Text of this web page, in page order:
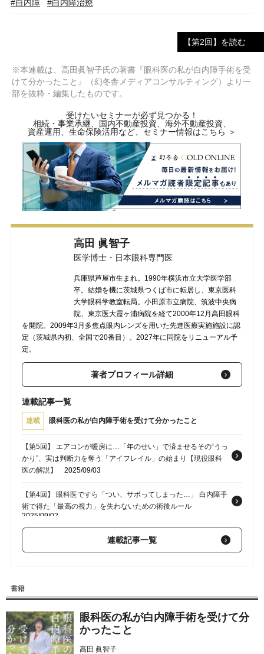
#白内障 #白内障治療
【第2回】を読む
※本連載は、高田眞智子氏の著書『眼科医の私が白内障手術を受
けて分かったこと』（幻冬舎メディアコンサルティング）より一
部を抜粋・編集したものです。
受けたいセミナーが必ず見つかる！
相続・事業承継、国内不動産投資、海外不動産投資、
資産運用、生命保険活用など、セミナー情報はこちら ＞
高田 眞智子
医学博士・日本眼科専門医
兵庫県芦屋市生まれ。1990年横浜市立大学医学部
卒。結婚を機に茨城県つくば市に転居し、東京医科
大学眼科学教室転局。小田原市立病院、筑波中央病
院、東京医大霞ヶ浦病院を経て2000年12月高田眼科
を開院。2009年3月多焦点眼内レンズを用いた先進医療実施施設に認
定（茨城県内初、全国で20番目）。2027年に同院をリニューアル予
定。
著者プロフィール詳細
連載記事一覧
連載 眼科医の私が白内障手術を受けて分かったこと
【第5回】 エアコンが暖房に…「年のせい」で済ませるその“うっ
かり”、実は判断力を奪う「アイフレイル」の始まり【現役眼科
医の解説】
2025/09/03
【第4回】 眼科医ですら「つい、サボってしまった…」 白内障手
術で得た「最高の視力」を失わないための術後ルール
2025/09/02
【第3回】 「目にイクラ丼が見えた」2.5万回執刀の専門医が初め
て体験した、白内障手術中の「不思議な世界」
人」に共通する2つの特徴【現役眼科医が警鐘】
連載記事一覧
書籍
眼科医の私が白内障手術を受けて分
かったこと
高田 眞智子